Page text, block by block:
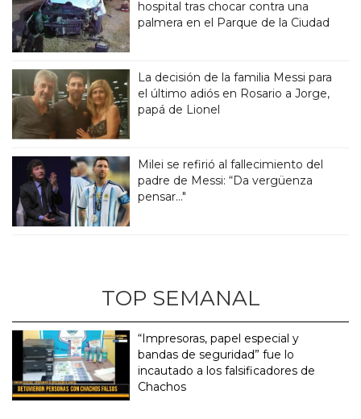
hospital tras chocar contra una
palmera en el Parque de la Ciudad
La decisión de la familia Messi para
el último adiós en Rosario a Jorge,
papá de Lionel
Milei se refirió al fallecimiento del
padre de Messi: “Da vergüenza
pensar..."
TOP SEMANAL
“Impresoras, papel especial y
bandas de seguridad” fue lo
incautado a los falsificadores de
Chachos